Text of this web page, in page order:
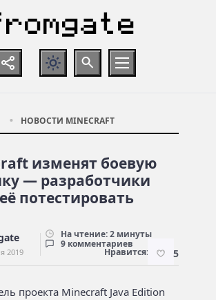
НОВОСТИ MINECRAFT
изменят боевую
— разработчики
потестировать
2019
На чтение: 2 минуты
9 комментариев
Нравится: 5
проекта Minecraft Java Edition